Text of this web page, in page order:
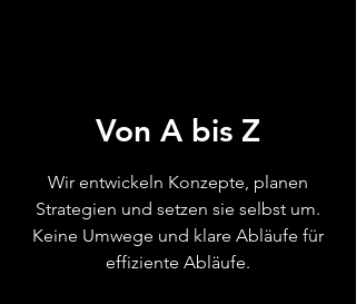
Von A bis Z
Wir entwickeln Konzepte, planen
Strategien und setzen sie selbst um.
Keine Umwege und klare Abläufe für
effiziente Abläufe.